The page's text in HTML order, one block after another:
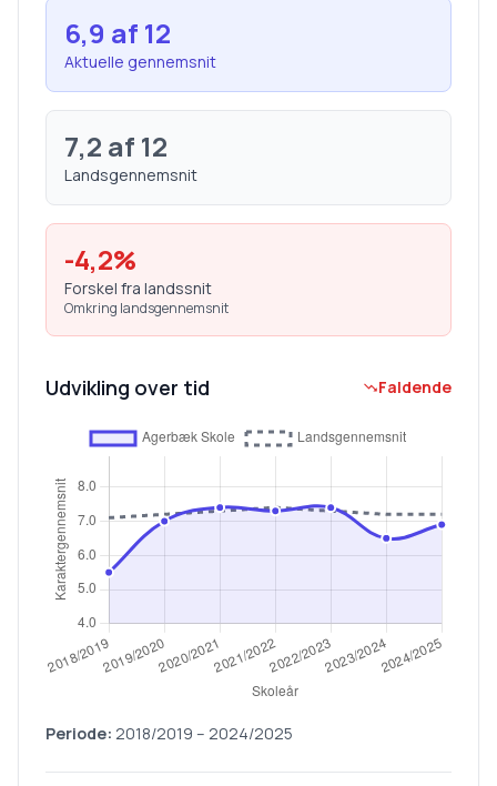
6,9 af 12
Aktuelle gennemsnit
7,2 af 12
Landsgennemsnit
-4,2%
Forskel fra landssnit
Omkring landsgennemsnit
Udvikling over tid Faldende
Periode: 2018/2019 – 2024/2025